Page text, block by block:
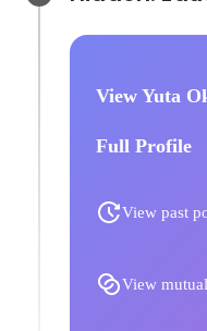
View Yuta
Full Profile
View past
View